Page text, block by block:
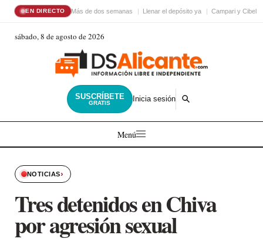
EN DIRECTO Más de dos semanas Llenar el depósito ya Campari y
sábado, 8 de agosto de 2026
SUSCRÍBETE
GRATIS Inicia sesión
Menú
NOTICIAS›
Tres detenidos en Chiva
por agresión sexual